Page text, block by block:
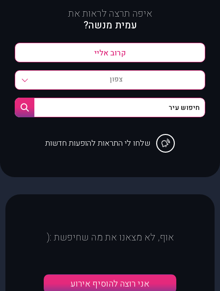
איפה תרצה לראות את
עמית מנשה?
צפון
שלחו לי התראות להופעות חדשות
אוף, לא מצאנו את מה שחיפשת :(
אני רוצה להוסיף אירוע